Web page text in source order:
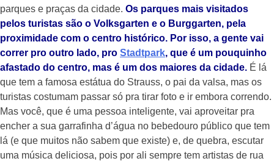
parques e praças da cidade. Os parques mais visitados
pelos turistas são o Volksgarten e o Burggarten, pela
proximidade com o centro histórico. Por isso, a gente vai
correr pro outro lado, pro Stadtpark, que é um pouquinho
afastado do centro, mas é um dos maiores da cidade. É lá
que tem a famosa estátua do Strauss, o pai da valsa, mas os
turistas costumam passar só pra tirar foto e ir embora correndo.
Mas você, que é uma pessoa inteligente, vai aproveitar pra
encher a sua garrafinha d’água no bebedouro público que tem
lá (e que muitos não sabem que existe) e, de quebra, escutar
uma música deliciosa, pois por ali sempre tem artistas de rua